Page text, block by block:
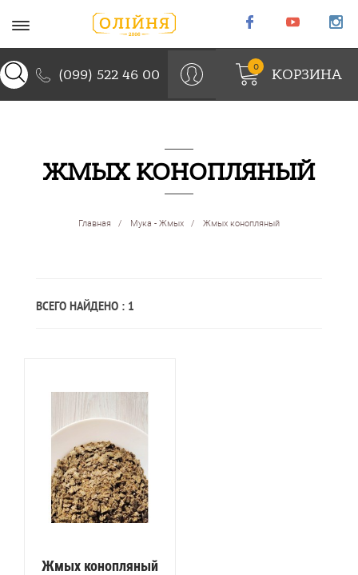
(099) 522 46 00 0 КОРЗИНА
ЖМЫХ КОНОПЛЯНЫЙ
Главная Мука - Жмых Жмых конопляный
ВСЕГО НАЙДЕНО : 1
Жмых конопляный